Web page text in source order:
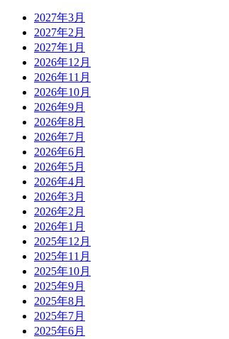
2027年3月
2027年2月
2027年1月
2026年12月
2026年11月
2026年10月
2026年9月
2026年8月
2026年7月
2026年6月
2026年5月
2026年4月
2026年3月
2026年2月
2026年1月
2025年12月
2025年11月
2025年10月
2025年9月
2025年8月
2025年7月
2025年6月